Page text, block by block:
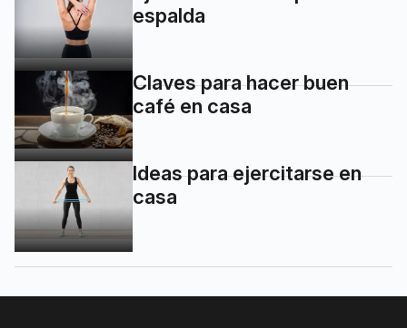
espalda
Claves para hacer buen
café en casa
Ideas para ejercitarse en
casa